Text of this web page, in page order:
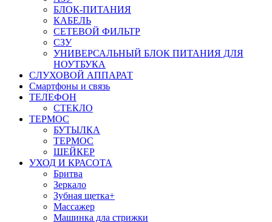
БЛОК-ПИТАНИЯ
КАБЕЛЬ
СЕТЕВОЙ ФИЛЬТР
СЗУ
УНИВЕРСАЛЬНЫЙ БЛОК ПИТАНИЯ ДЛЯ
НОУТБУКА
СЛУХОВОЙ АППАРАТ
Смартфоны и связь
ТЕЛЕФОН
СТЕКЛО
ТЕРМОС
БУТЫЛКА
ТЕРМОС
ШЕЙКЕР
УХОД И КРАСОТА
Бритва
Зеркало
Зубная щетка+
Массажер
Машинка дла стрижки